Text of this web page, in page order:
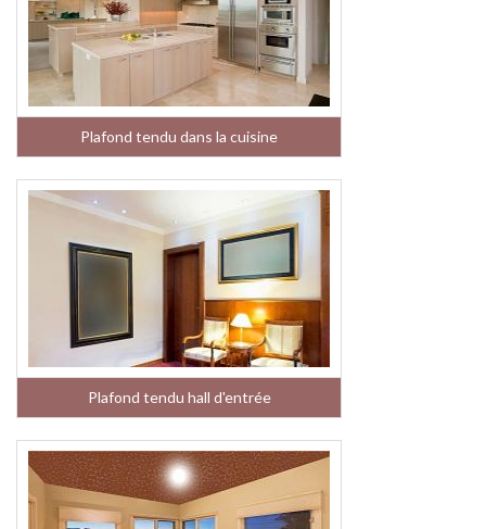
Plafond tendu dans la cuisine
Plafond tendu hall d'entrée